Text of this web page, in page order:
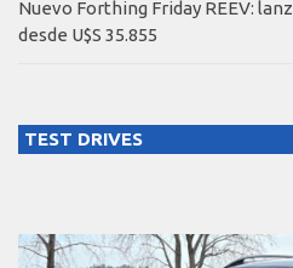
Nuevo Forthing Friday REEV:
desde U$S 35.855
TEST DRIVES